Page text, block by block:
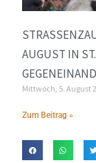
UGUST IN ST.
Mittwoch, 5. August
Zum Beitrag »